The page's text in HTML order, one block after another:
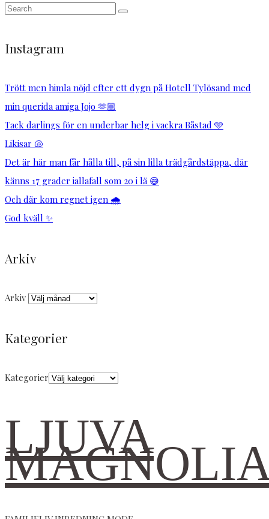
Instagram
Trött men himla nöjd efter ett dygn på Hotell Tylösand med
min querida amiga Jojo 🫶🏼
Tack darlings för en underbar helg i vackra Båstad 🩵
Likisar 🐚
Det är här man får hålla till, på sin lilla trädgårdstäppa, där
känns 17 grader iallafall som 20 i lä 😅
Och där kom regnet igen 🌧️
God kväll ✨
Arkiv
Arkiv
Kategorier
Kategorier
LJUVA